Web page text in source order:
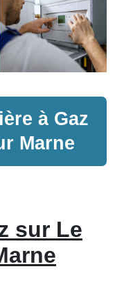
à Gaz
Marne
sur Le